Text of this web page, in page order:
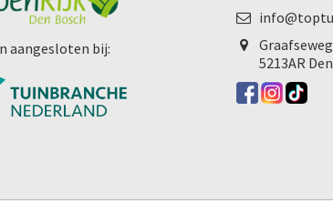
aangesloten bij:
Graafseweg
5213AR